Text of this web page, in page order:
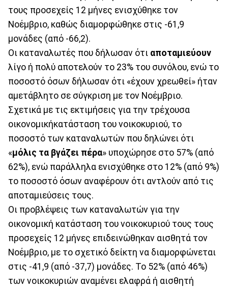
τους προσεχείς 12 μήνες ενισχύθηκε τον
Νοέμβριο, καθώς διαμορφώθηκε στις -61,9
μονάδες (από -66,2).
Οι καταναλωτές που δήλωσαν ότι αποταμιεύουν
λίγο ή πολύ αποτελούν το 23% του συνόλου, ενώ το
ποσοστό όσων δήλωσαν ότι «έχουν χρεωθεί» ήταν
αμετάβλητο σε σύγκριση με τον Νοέμβριο.
Σχετικά με τις εκτιμήσεις για την τρέχουσα
οικονομικήκατάσταση του νοικοκυριού, το
ποσοστό των καταναλωτών που δηλώνει ότι
«μόλις τα βγάζει πέρα» υποχώρησε στο 57% (από
62%), ενώ παράλληλα ενισχύθηκε στο 12% (από 9%)
το ποσοστό όσων αναφέρουν ότι αντλούν από τις
αποταμιεύσεις τους.
Οι προβλέψεις των καταναλωτών για την
οικονομική κατάσταση του νοικοκυριού τους τους
προσεχείς 12 μήνες επιδεινώθηκαν αισθητά τον
Νοέμβριο, με το σχετικό δείκτη να διαμορφώνεται
στις -41,9 (από -37,7) μονάδες. Το 52% (από 46%)
των νοικοκυριών αναμένει ελαφρά ή αισθητή